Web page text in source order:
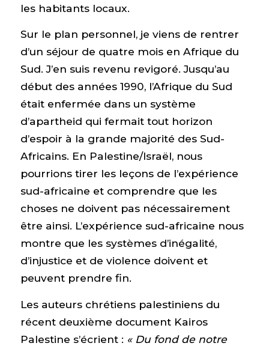
les habitants locaux.
Sur le plan personnel, je viens de rentrer
d’un séjour de quatre mois en Afrique du
Sud. J’en suis revenu revigoré. Jusqu’au
début des années 1990, l’Afrique du Sud
était enfermée dans un système
d’apartheid qui fermait tout horizon
d’espoir à la grande majorité des Sud-
Africains. En Palestine/Israël, nous
pourrions tirer les leçons de l’expérience
sud-africaine et comprendre que les
choses ne doivent pas nécessairement
être ainsi. L’expérience sud-africaine nous
montre que les systèmes d’inégalité,
d’injustice et de violence doivent et
peuvent prendre fin.
Les auteurs chrétiens palestiniens du
récent deuxième document Kairos
Palestine s’écrient : « Du fond de notre